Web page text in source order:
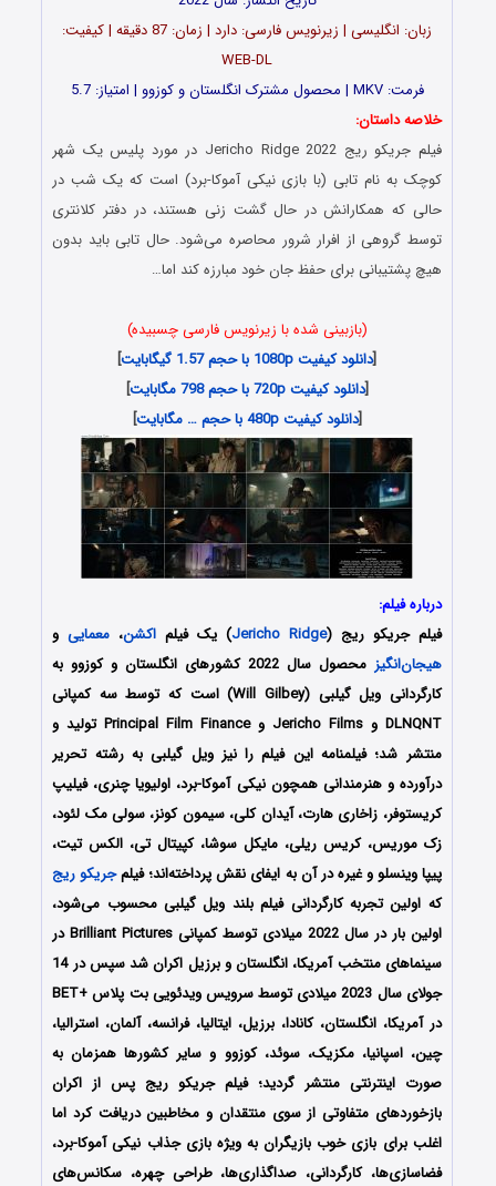
زبان: انگلیسی | زیرنویس فارسی: دارد | زمان: 87 دقیقه | کیفیت:
WEB-DL
فرمت: MKV | محصول مشترک انگلستان و کوزوو | امتیاز: 5.7
خلاصه داستان:
فیلم جریکو ریج
Jericho Ridge 2022 در مورد پلیس یک شهر
کوچک به نام تابی (با بازی نیکی آموکا-برد) است که یک شب در
حالی که همکارانش در حال گشت زنی هستند، در دفتر کلانتری
توسط گروهی از افرار شرور محاصره می‌شود. حال تابی باید بدون
هیچ پشتیبانی برای حفظ جان خود مبارزه کند اما…
(بازبینی شده با زیرنویس فارسی چسبیده)
[دانلود کیفیت 1080p با حجم 1.57 گیگابایت
]
[دانلود کیفیت 720p با حجم 798 مگابایت
]
[دانلود کیفیت 480p با حجم … مگابایت ]
درباره فیلم:
فیلمجریکو ریج(
Jericho Ridge) یک فیلم اکشن، معماییو
هیجان‌انگیز
محصول سال 2022 کشورهای انگلستان و کوزوو به
کارگردانی ویل گیلبی (Will Gilbey) است که توسط سه کمپانی‌
DLNQNT و Jericho Films و Principal Film Finance تولید و
منتشر شد؛ فیلمنامه این فیلم را نیز ویل گیلبی به رشته تحریر
درآورده و هنرمندانی همچون نیکی آموکا-برد، اولیویا چنری، فیلیپ
کریستوفر، زاخاری هارت، آیدان کلی، سیمون کونز، سولی مک لئود،
زک موریس، کریس ریلی، مایکل سوشا، کپیتال تی، الکس تیت،
پیپا وینسلو و غیره در آن به ایفای نقش پرداخته‌اند؛ فیلمجریکو ریج
که اولین تجربه کارگردانی فیلم بلند ویل گیلبی محسوب می‌شود،
اولین بار در سال 2022 میلادی توسط کمپانی Brilliant Pictures در
سینماهای منتخب آمریکا، انگلستان و برزیل اکران شد سپس در 14
جولای سال 2023 میلادی توسط سرویس ویدئویی بت پلاس +BET
در آمریکا، انگلستان، کانادا، برزیل، ایتالیا، فرانسه، آلمان، استرالیا،
چین، اسپانیا، مکزیک، سوئد، کوزوو و سایر کشورها همزمان به
صورت اینترنتی منتشر گردید؛ فیلمجریکو ریج پس از اکران
بازخوردهای متفاوتی از سوی منتقدان و مخاطبین دریافت کرد اما
اغلب برای بازی خوب بازیگران به ویژه بازی جذاب نیکی آموکا-برد،
فضاسازی‌ها، کارگردانی، صداگذاری‌ها، طراحی چهره، سکانس‌های